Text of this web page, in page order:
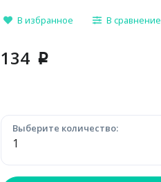
В избранное В сравнение
134 p
Выберите количество: